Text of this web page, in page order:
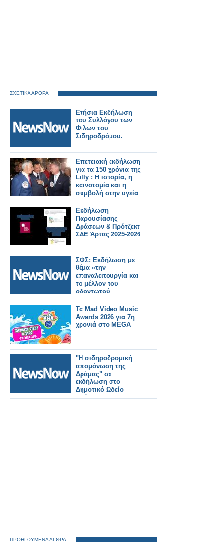
ΣΧΕΤΙΚΑ ΑΡΘΡΑ
Ετήσια Εκδήλωση
του Συλλόγου των
Φίλων του
Σιδηροδρόμου.
Επετειακή εκδήλωση
για τα 150 χρόνια της
Lilly : Η ιστορία, η
καινοτομία και η
συμβολή στην υγεία
Εκδήλωση
Παρουσίασης
Δράσεων & Πρότζεκτ
ΣΔΕ Άρτας 2025-2026
ΣΦΣ: Εκδήλωση με
θέμα «την
επαναλειτουργία και
το μέλλον του
οδοντωτού
σιδηροδρόμου,
Διακοπτού-
Καλαβρύτων».
Τα Mad Video Music
Awards 2026 για 7η
χρονιά στο MEGA
"Η σιδηροδρομική
απομόνωση της
Δράμας" σε
εκδήλωση στο
Δημοτικό Ωδείο
Δράμας.
ΠΡΟΗΓΟΥΜΕΝΑ ΑΡΘΡΑ